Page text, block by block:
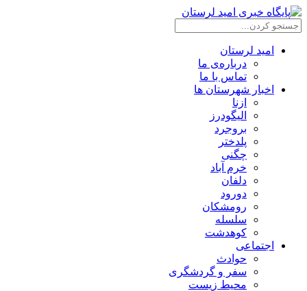
امید لرستان
درباره‌ی ما
تماس با ما
اخبار شهرستان ها
ازنا
الیگودرز
بروجرد
پلدختر
چگنی
خرم آباد
دلفان
دورود
رومشکان
سلسله
کوهدشت
اجتماعی
حوادث
سفر و گردشگری
محیط زیست